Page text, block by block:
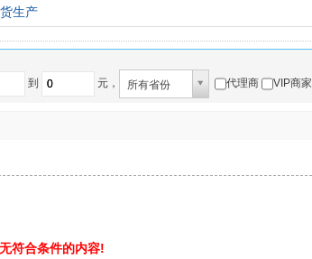
生产
到 元， 所有省份 代理商 VIP商家
符合条件的内容!